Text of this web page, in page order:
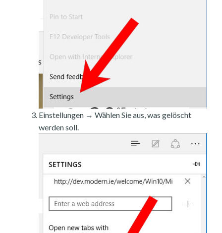
Einstellungen → Wählen Sie aus, was gelöscht
werden soll.